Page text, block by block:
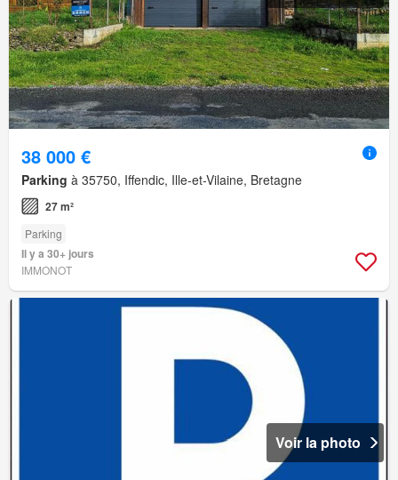
38 000 €
Parking à 35750, Iffendic, Ille-et-Vilaine, Bretagne
27 m²
Parking
Il y a 30+ jours
IMMONOT
Voir la photo